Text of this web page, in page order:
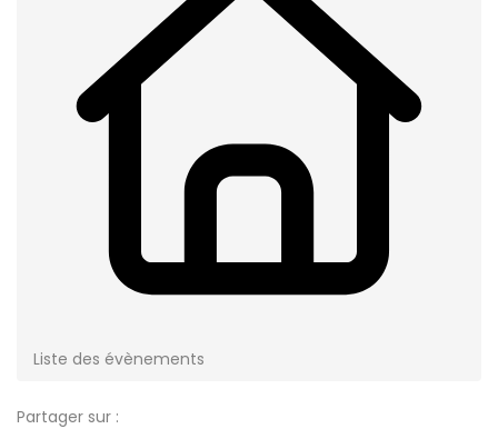
Liste des évènements
Partager sur :